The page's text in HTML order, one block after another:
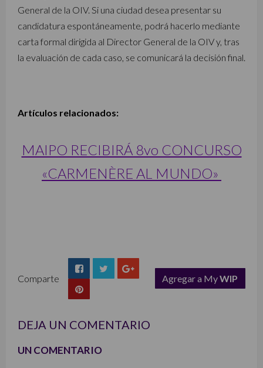
General de la OIV. Si una ciudad desea presentar su
candidatura espontáneamente, podrá hacerlo mediante
carta formal dirigida al Director General de la OIV y, tras
la evaluación de cada caso, se comunicará la decisión final.
Artículos relacionados:
MAIPO RECIBIRÁ 8vo CONCURSO
«CARMENÈRE AL MUNDO»
Comparte Agregar a MyWIP
DEJA UN COMENTARIO
UN COMENTARIO